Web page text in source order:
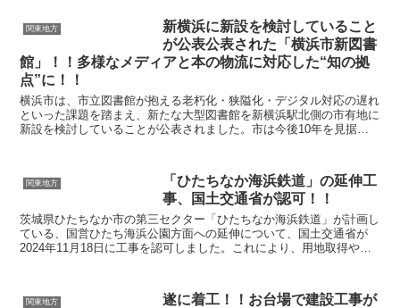
関東地方
新横浜に新設を検討していること
が公表公表された「横浜市新図書
館」！！多様なメディアと本の物流に対応した“知の拠
点”に！！
横浜市は、市立図書館が抱える老朽化・狭隘化・デジタル対応の遅れ
といった課題を踏まえ、新たな大型図書館を新横浜駅北側の市有地に
新設を検討していることが公表されました。市は今後10年を見据
関東地方
「ひたちなか海浜鉄道」の延伸工
事、国土交通省が認可！！
茨城県ひたちなか市の第三セクター「ひたちなか海浜鉄道」が計画し
ている、国営ひたち海浜公園方面への延伸について、国土交通省が
2024年11月18日に工事を認可しました。これにより、用地取得や工
関東地方
遂に着工！！お台場で建設工事が